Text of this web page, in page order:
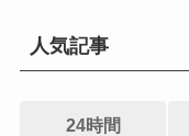
人気記事
24時間